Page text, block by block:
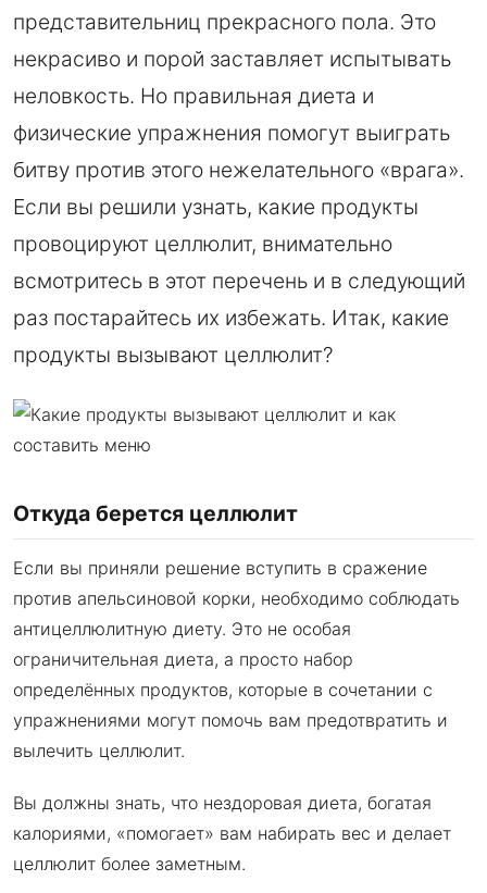
представительниц прекрасного пола. Это
некрасиво и порой заставляет испытывать
неловкость. Но правильная диета и
физические упражнения помогут выиграть
битву против этого нежелательного «врага».
Если вы решили узнать, какие продукты
провоцируют целлюлит, внимательно
всмотритесь в этот перечень и в следующий
раз постарайтесь их избежать. Итак, какие
продукты вызывают целлюлит?
Откуда берется целлюлит
Если вы приняли решение вступить в сражение
против апельсиновой корки, необходимо соблюдать
антицеллюлитную диету. Это не особая
ограничительная диета, а просто набор
определённых продуктов, которые в сочетании с
упражнениями могут помочь вам предотвратить и
вылечить целлюлит.
Вы должны знать, что нездоровая диета, богатая
калориями, «помогает» вам набирать вес и делает
целлюлит более заметным.